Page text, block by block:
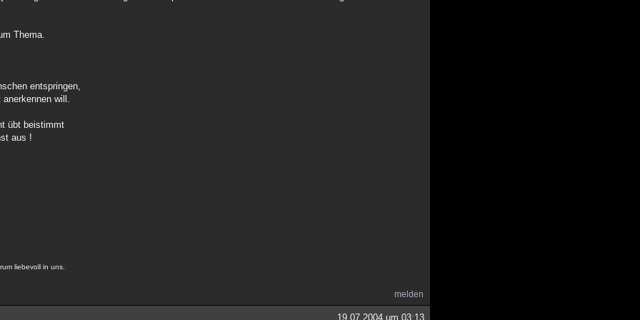
Thema.
entspringen,
will.
übt beistimmt
aus !
liebevoll in uns.
melden
19.07.2004 um 03:13